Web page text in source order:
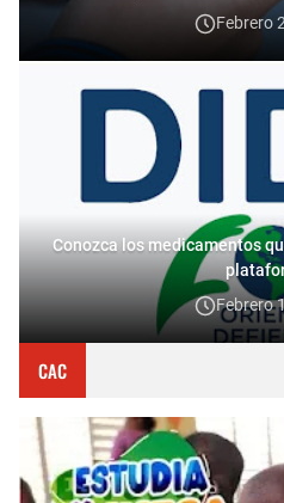
Febrero
Conozca los medicamentos
Febrero
CAC